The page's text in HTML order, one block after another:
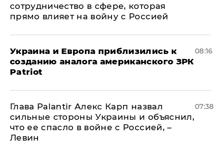
сотрудничество в сфере, которая
прямо влияет на войну с Россией
Украина и Европа приблизились к
созданию аналога американского ЗРК
Patriot
08:16
Глава Palantir Алекс Карп назвал
сильные стороны Украины и объяснил,
что ее спасло в войне с Россией, –
Левин
07:38